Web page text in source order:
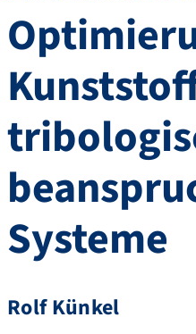
Systeme
Rolf Künkel